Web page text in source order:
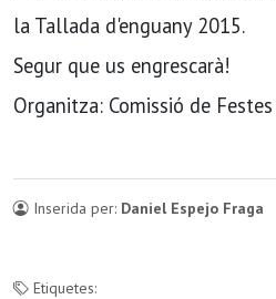
la Tallada d'enguany 2015.
Segur que us engrescarà!
Organitza: Comissió de
Inserida per: Daniel Espejo Fraga
Etiquetes: